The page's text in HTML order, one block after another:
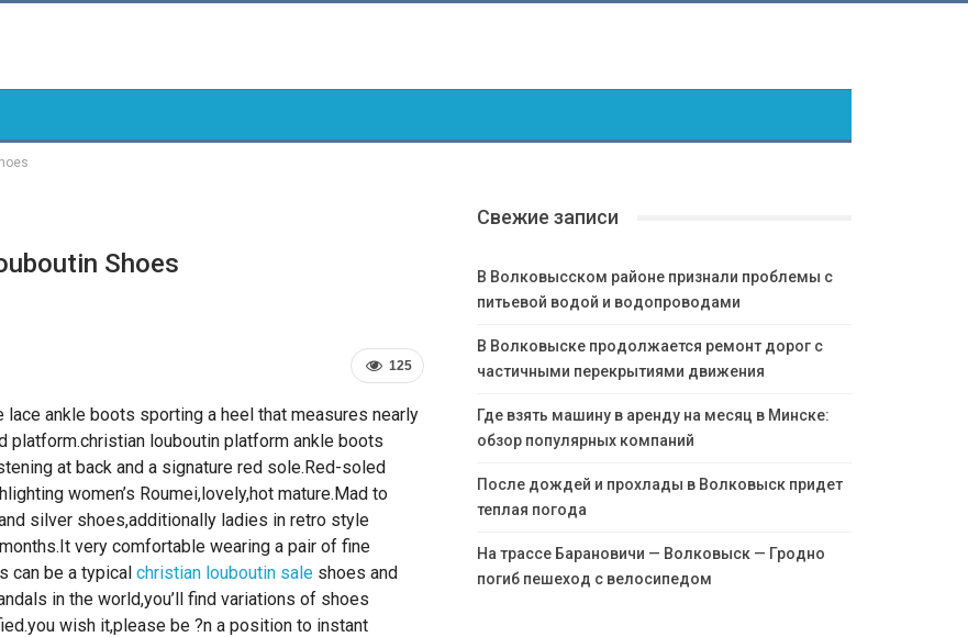
Shoes
125
ankle boots sporting a heel that measures nearly
platform.christian louboutin platform ankle boots
at back and a signature red sole.Red-soled
women’s Roumei,lovely,hot mature.Mad to
silver shoes,additionally ladies in retro style
very comfortable wearing a pair of fine
can be a typical christian louboutin sale shoes and
in the world,you’ll find variations of shoes
wish it,please be ?n a position to instant
Свежие записи
В Волковысском районе признали проблемы с
питьевой водой и водопроводами
В Волковыске продолжается ремонт дорог с
частичными перекрытиями движения
Где взять машину в аренду на месяц в Минске:
обзор популярных компаний
После дождей и прохлады в Волковыск придет
теплая погода
На трассе Барановичи — Волковыск — Гродно
погиб пешеход с велосипедом